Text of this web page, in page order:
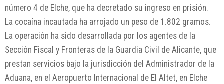
número 4 de Elche, que ha decretado su ingreso en prisión.
La cocaína incautada ha arrojado un peso de 1.802 gramos.
La operación ha sido desarrollada por los agentes de la
Sección Fiscal y Fronteras de la Guardia Civil de Alicante, que
prestan servicios bajo la jurisdicción del Administrador de la
Aduana, en el Aeropuerto Internacional de El Altet, en Elche